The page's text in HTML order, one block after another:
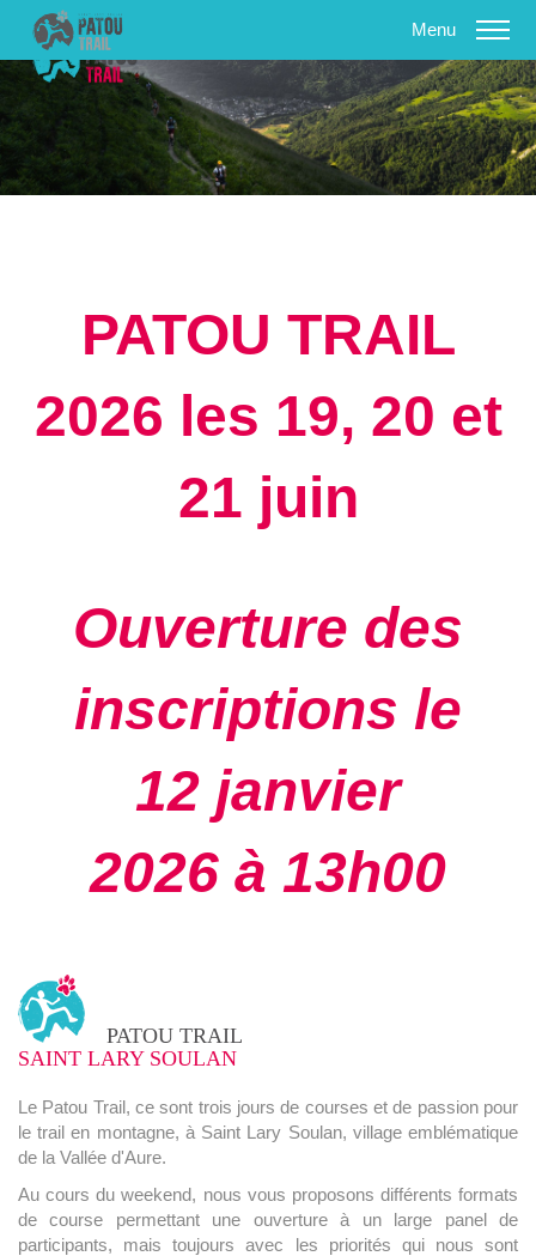
Présentation
Les courses
Programme
Ski Alpinisme
PATOU TRAIL
2026 les 19, 20 et
21 juin
Ouverture des
inscriptions le
12 janvier
2026 à 13h00
PATOU TRAIL
SAINT LARY SOULAN
Le Patou Trail, ce sont trois jours de courses et de passion pour
le trail en montagne, à Saint Lary Soulan, village emblématique
de la Vallée d'Aure.
Au cours du weekend, nous vous proposons différents formats
de course permettant une ouverture à un large panel de
participants, mais toujours avec les priorités qui nous sont